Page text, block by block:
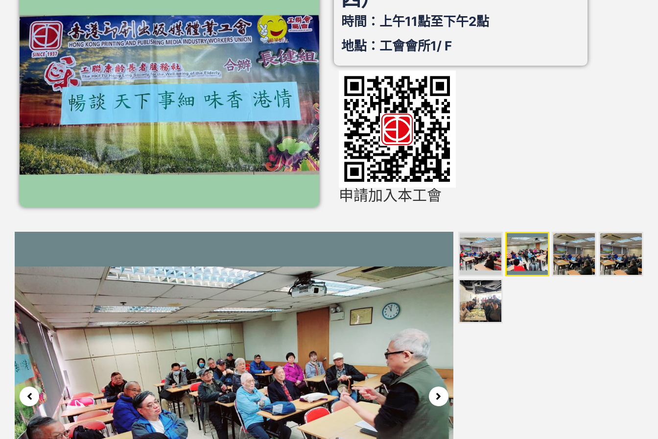
時間：上午11點至下午2點
地點：工會會所1/ F
申請加入本工會